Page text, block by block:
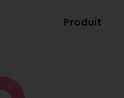
Produit